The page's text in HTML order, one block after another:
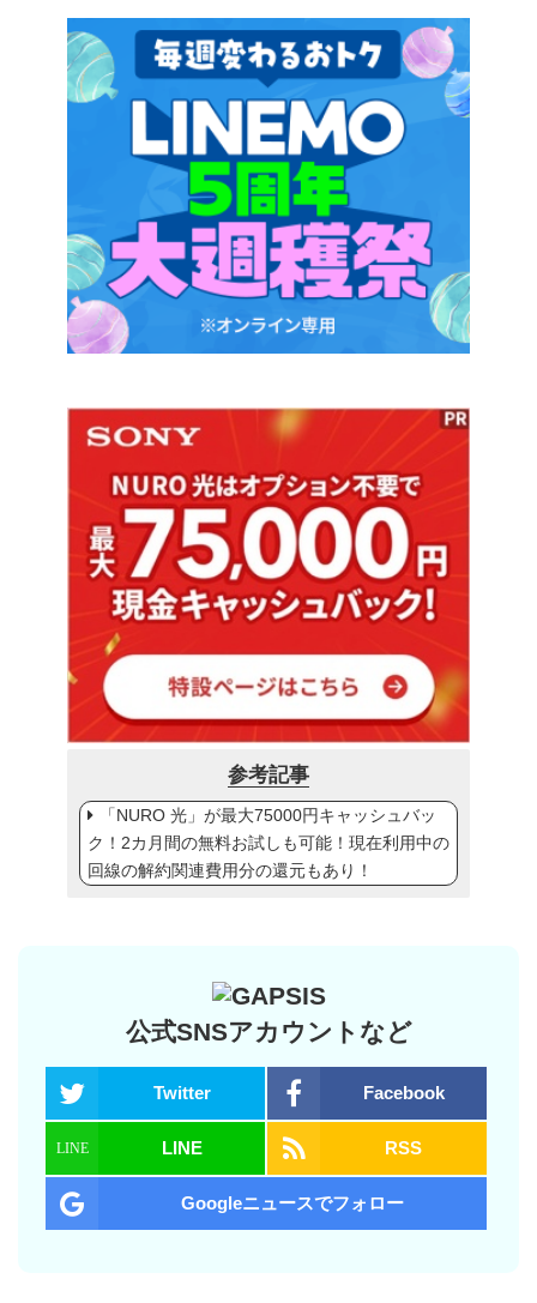
参考記事
「NURO 光」が最大75000円キャッシュバッ
ク！2カ月間の無料お試しも可能！現在利用中の
回線の解約関連費用分の還元もあり！
公式SNSアカウントなど
Twitter Facebook
LINE RSS
Googleニュースでフォロー